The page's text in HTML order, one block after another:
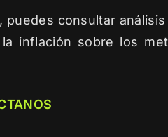
consultar
inflación sobre los